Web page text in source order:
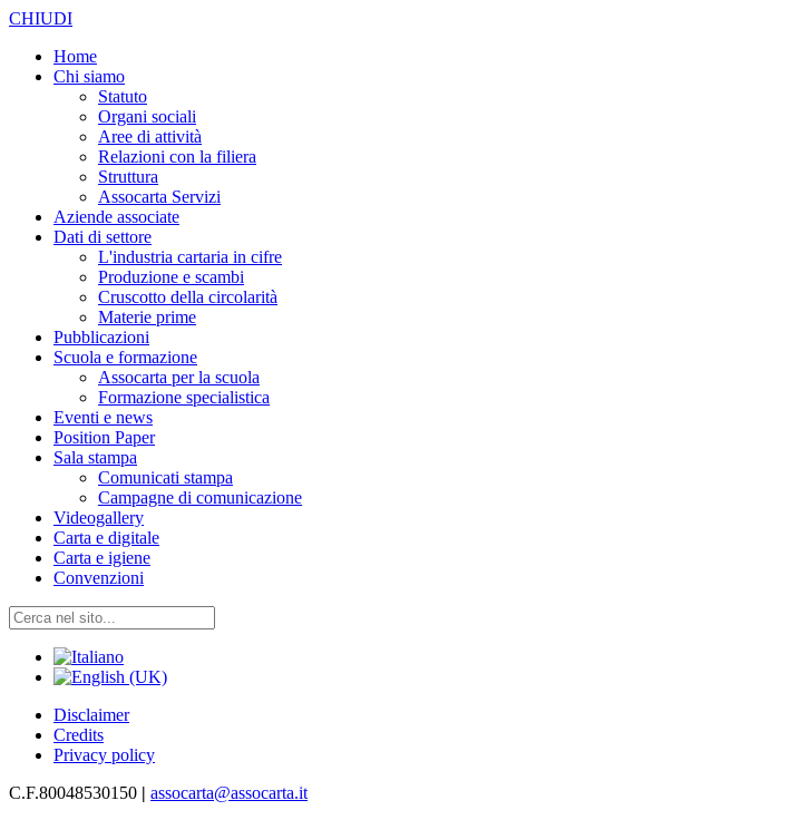
CHIUDI
Home
Chi siamo
Statuto
Organi sociali
Aree di attività
Relazioni con la filiera
Struttura
Assocarta Servizi
Aziende associate
Dati di settore
L'industria cartaria in cifre
Produzione e scambi
Cruscotto della circolarità
Materie prime
Pubblicazioni
Scuola e formazione
Assocarta per la scuola
Formazione specialistica
Eventi e news
Position Paper
Sala stampa
Comunicati stampa
Campagne di comunicazione
Videogallery
Carta e digitale
Carta e igiene
Convenzioni
Disclaimer
Credits
Privacy policy
C.F.80048530150 | assocarta@assocarta.it